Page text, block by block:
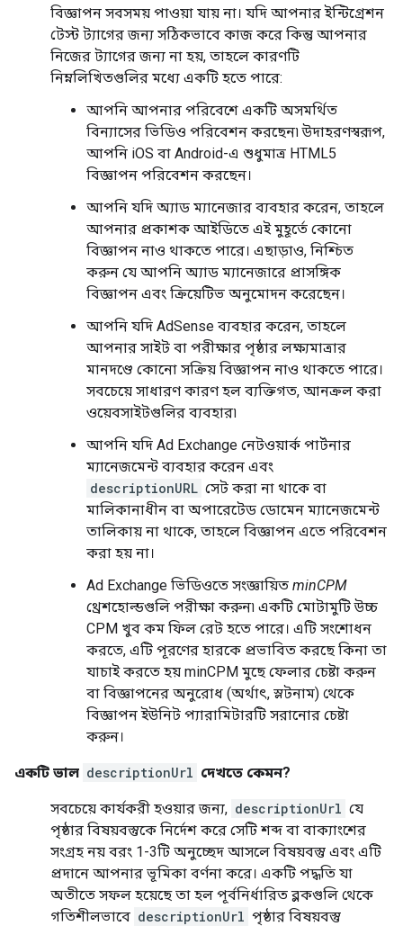
বিজ্ঞাপন সবসময় পাওয়া যায় না। যদি আপনার ইন্টিগ্রেশন
টেস্ট ট্যাগের জন্য সঠিকভাবে কাজ করে কিন্তু আপনার
নিজের ট্যাগের জন্য না হয়, তাহলে কারণটি
নিম্নলিখিতগুলির মধ্যে একটি হতে পারে:
আপনি আপনার পরিবেশে একটি অসমর্থিত
বিন্যাসের ভিডিও পরিবেশন করছেন৷ উদাহরণস্বরূপ,
আপনি iOS বা Android-এ শুধুমাত্র HTML5
বিজ্ঞাপন পরিবেশন করছেন।
আপনি যদি অ্যাড ম্যানেজার ব্যবহার করেন, তাহলে
আপনার প্রকাশক আইডিতে এই মুহূর্তে কোনো
বিজ্ঞাপন নাও থাকতে পারে। এছাড়াও, নিশ্চিত
করুন যে আপনি অ্যাড ম্যানেজারে প্রাসঙ্গিক
বিজ্ঞাপন এবং ক্রিয়েটিভ অনুমোদন করেছেন।
আপনি যদি AdSense ব্যবহার করেন, তাহলে
আপনার সাইট বা পরীক্ষার পৃষ্ঠার লক্ষ্যমাত্রার
মানদণ্ডে কোনো সক্রিয় বিজ্ঞাপন নাও থাকতে পারে।
সবচেয়ে সাধারণ কারণ হল ব্যক্তিগত, আনক্রল করা
ওয়েবসাইটগুলির ব্যবহার৷
আপনি যদি Ad Exchange নেটওয়ার্ক পার্টনার
ম্যানেজমেন্ট ব্যবহার করেন এবং
descriptionURL সেট করা না থাকে বা
মালিকানাধীন বা অপারেটেড ডোমেন ম্যানেজমেন্ট
তালিকায় না থাকে, তাহলে বিজ্ঞাপন এতে পরিবেশন
করা হয় না।
Ad Exchange ভিডিওতে সংজ্ঞায়িত minCPM
থ্রেশহোল্ডগুলি পরীক্ষা করুন৷ একটি মোটামুটি উচ্চ
CPM খুব কম ফিল রেট হতে পারে। এটি সংশোধন
করতে, এটি পূরণের হারকে প্রভাবিত করছে কিনা তা
যাচাই করতে হয় minCPM মুছে ফেলার চেষ্টা করুন
বা বিজ্ঞাপনের অনুরোধ (অর্থাৎ, স্লটনাম) থেকে
বিজ্ঞাপন ইউনিট প্যারামিটারটি সরানোর চেষ্টা
করুন।
একটি ভাল descriptionUrl দেখতে কেমন?
সবচেয়ে কার্যকরী হওয়ার জন্য, descriptionUrl যে
পৃষ্ঠার বিষয়বস্তুকে নির্দেশ করে সেটি শব্দ বা বাক্যাংশের
সংগ্রহ নয় বরং 1-3টি অনুচ্ছেদ আসলে বিষয়বস্তু এবং এটি
প্রদানে আপনার ভূমিকা বর্ণনা করে। একটি পদ্ধতি যা
অতীতে সফল হয়েছে তা হল পূর্বনির্ধারিত ব্লকগুলি থেকে
গতিশীলভাবে descriptionUrl পৃষ্ঠার বিষয়বস্তু